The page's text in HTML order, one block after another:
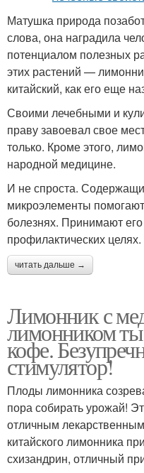
Матушка природа
слова, она наградила
потенциалом полезных
этих растений —
китайский, как его еще
Своими лечебными и
праву завоевал свое
только. Кроме этого,
народной медицине.
И не спроста.
микроэлементы
болезнях. Принимают
профилактических целях.
читать дальше →
Лимонник с
лимонником
кофе.
стимулятор!
Плоды лимонника
пора собирать урожай!
отличным
китайского лимонника
схизандрин, отличный